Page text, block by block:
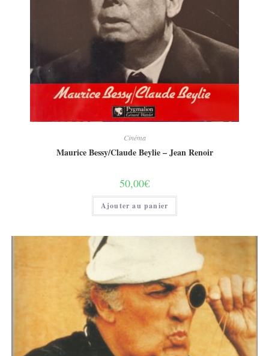
Cinéma
Maurice Bessy/Claude Beylie – Jean Renoir
50,00€
Ajouter au panier